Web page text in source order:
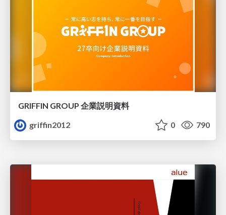
GRIFFIN GROUP 企業説明資料
griffin2012
0 790